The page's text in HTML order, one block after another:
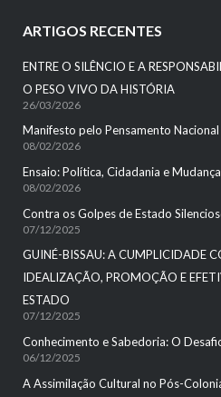
ARTIGOS RECENTES
ENTRE O SILÊNCIO E A
O PESO VIVO DA HISTÓRIA
26/03/2026
Manifesto pelo Pensamento Nacional
08/02/2026
Ensaio: Política, Cidadania e
08/02/2026
Contra os Golpes de Estado
07/12/2025
GUINÉ-BISSAU: A CUMPLICIDADE
IDEALIZAÇÃO, PROMOÇÃO E
ESTADO
07/12/2025
Conhecimento e Sabedoria: O
06/12/2025
A Assimilação Cultural no Pós-